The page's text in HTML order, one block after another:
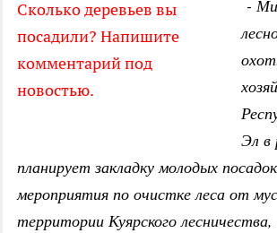
Сколько деревьев вы
посадили? Напишите
комментарий под
новостью.
-
Эл в
планирует закладку молодых
мероприятия по очистке леса от
территории Куярского